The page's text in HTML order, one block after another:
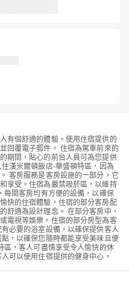
有個舒適的體驗。使用住宿提供的
回覆電子郵件。 住宿為駕車前來的
期間，貼心的前台人員可為您提供
漢米爾頓飯店-華盛頓特區，因為
客房服務是客房設施的一部分，它
享受。住宿為嚴禁吸菸區，以維持
每間客房均有方便的設備，以確保
快的住宿體驗，住宿的部分客房配
舒適為設計理念。 在部分客房中，
電視等娛樂。住宿的部分房型為客
必要的浴室設備，以確保提供客人
，以確保您隨時都能享受美味且便
區，客人可盡情享受令人愉快的休
可以使用住宿提供的健身中心。